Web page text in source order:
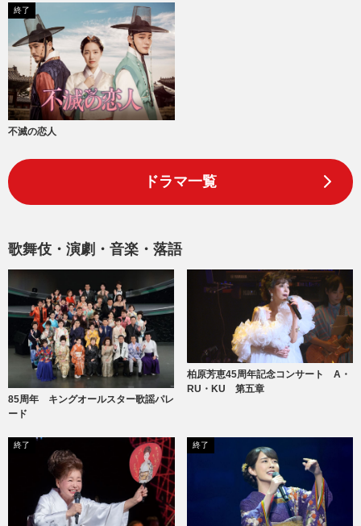
終了
不滅の恋人
ドラマ一覧
歌舞伎・演劇・音楽・落語
85周年 キングオールスター歌謡パレ
ード
柏原芳恵45周年記念コンサート A・
RU・KU 第五章
終了 終了